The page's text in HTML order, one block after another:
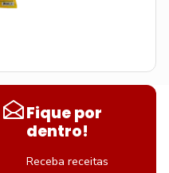
Fique por
dentro!
Receba receitas